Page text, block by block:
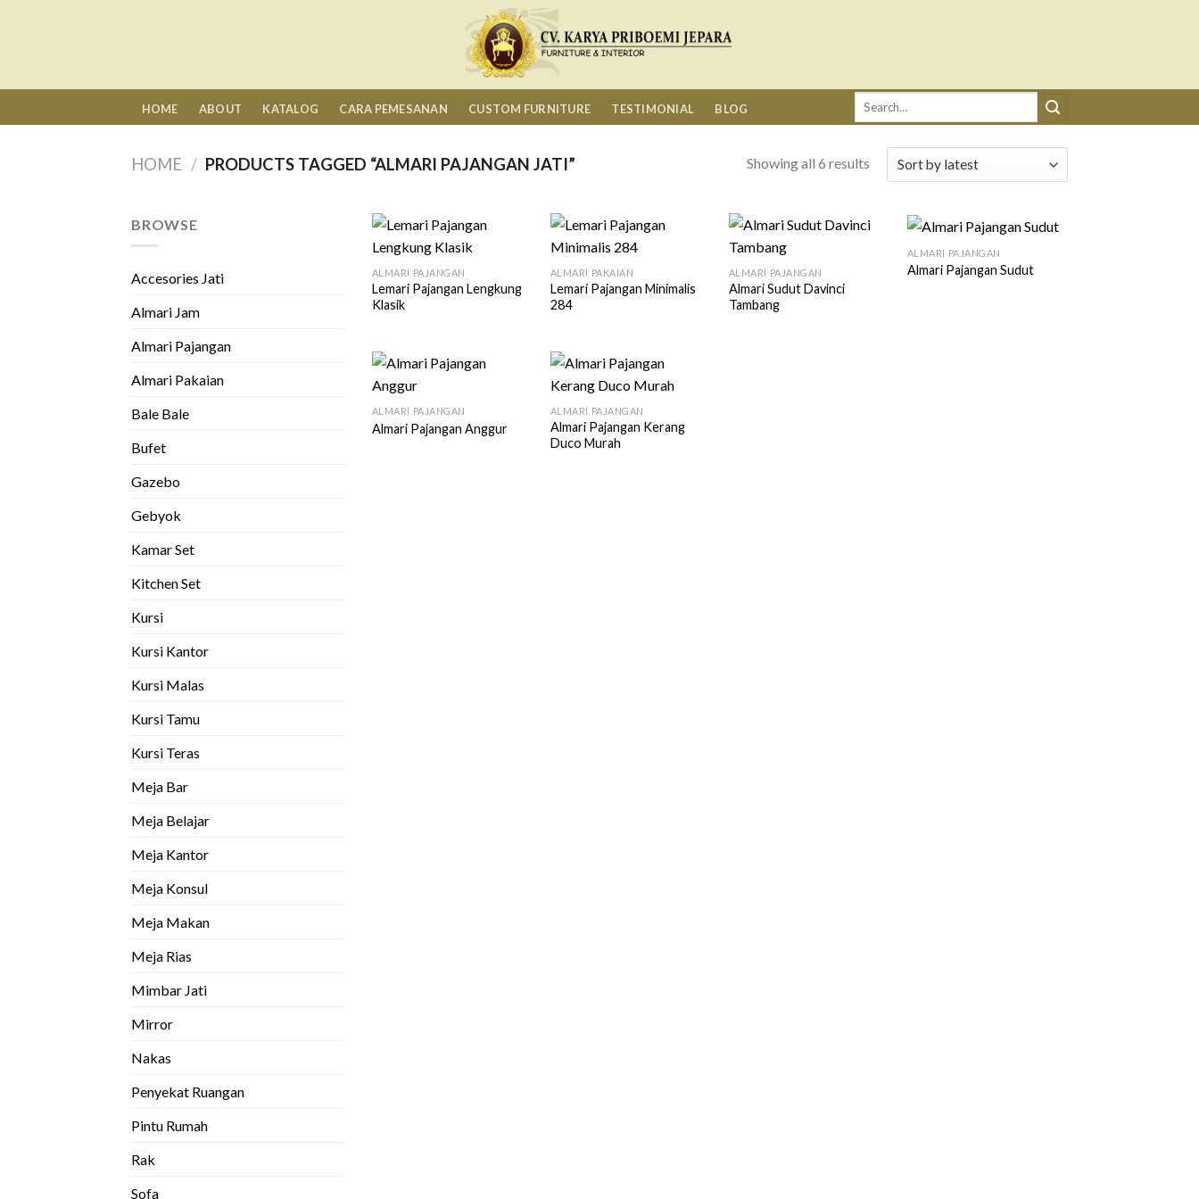
HOME ABOUT KATALOG CARA PEMESANAN CUSTOM FURNITURE TESTIMONIAL BLOG
Search
HOME / PRODUCTS TAGGED “ALMARI PAJANGAN JATI” Showing all 6 results
BROWSE
Accesories Jati
Almari Jam
Almari Pajangan
Almari Pakaian
Bale Bale
Bufet
Gazebo
Gebyok
Kamar Set
Kitchen Set
Kursi
Kursi Kantor
Kursi Malas
Kursi Tamu
Kursi Teras
Meja Bar
Meja Belajar
Meja Kantor
Meja Konsul
Meja Makan
Meja Rias
Mimbar Jati
Mirror
Nakas
Penyekat Ruangan
Pintu Rumah
Rak
Sofa
ALMARI PAJANGAN
Lemari Pajangan Lengkung
Klasik
ALMARI PAKAIAN
Lemari Pajangan Minimalis
284
ALMARI PAJANGAN
Almari Sudut Davinci
Tambang
ALMARI PAJANGAN
Almari Pajangan Sudut
ALMARI PAJANGAN
Almari Pajangan Anggur
ALMARI PAJANGAN
Almari Pajangan Kerang
Duco Murah